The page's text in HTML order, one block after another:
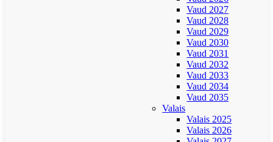
Vaud 2027
Vaud 2028
Vaud 2029
Vaud 2030
Vaud 2031
Vaud 2032
Vaud 2033
Vaud 2034
Vaud 2035
Valais
Valais 2025
Valais 2026